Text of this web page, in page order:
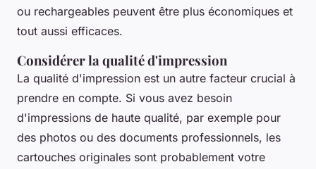
ou rechargeables peuvent être plus économiques et
tout aussi efficaces.
Considérer la qualité d'impression
La qualité d'impression est un autre facteur crucial à
prendre en compte. Si vous avez besoin
d'impressions de haute qualité, par exemple pour
des photos ou des documents professionnels, les
cartouches originales sont probablement votre